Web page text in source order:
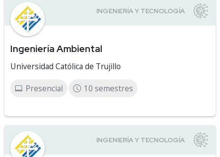
Ingeniería Ambiental
Universidad Católica de Trujillo
Presencial 10 semestres